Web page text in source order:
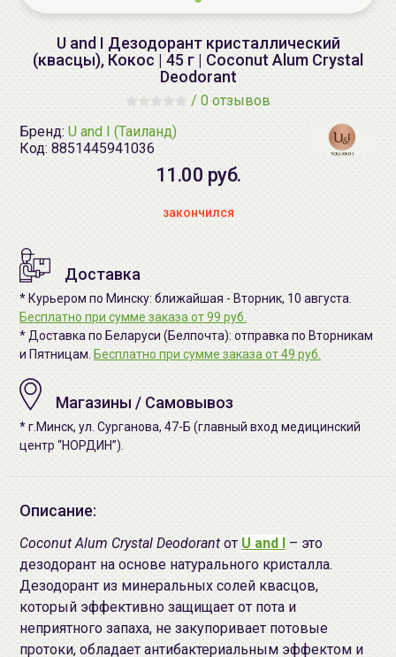
U and I Дезодорант кристаллический
(квасцы), Кокос | 45 г | Coconut Alum Crystal
Deodorant
/ 0 отзывов
Бренд: U and I (Таиланд)
Код: 8851445941036
11.00 руб.
закончился
Доставка
* Курьером по Минску: ближайшая - Вторник, 10 августа.
Бесплатно при сумме заказа от 99 руб.
* Доставка по Беларуси (Белпочта): отправка по Вторникам
и Пятницам. Бесплатно при сумме заказа от 49 руб.
Магазины / Самовывоз
* г.Минск, ул. Сурганова, 47-Б (главный вход медицинский
центр “НОРДИН”).
Описание:
Coconut Alum Crystal Deodorant от U and I – это
дезодорант на основе натурального кристалла.
Дезодорант из минеральных солей квасцов,
который эффективно защищает от пота и
неприятного запаха, не закупоривает потовые
протоки, обладает антибактериальным эффектом и